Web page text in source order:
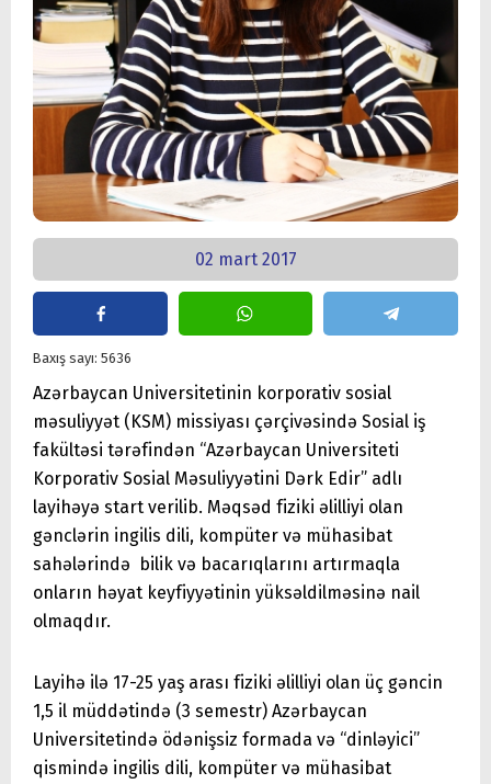
02 mart 2017
Baxış sayı: 5636
Azərbaycan Universitetinin korporativ sosial
məsuliyyət (KSM) missiyası çərçivəsində Sosial iş
fakültəsi tərəfindən “Azərbaycan Universiteti
Korporativ Sosial Məsuliyyətini Dərk Edir” adlı
layihəyə start verilib. Məqsəd fiziki əlilliyi olan
gənclərin ingilis dili, kompüter və mühasibat
sahələrində bilik və bacarıqlarını artırmaqla
onların həyat keyfiyyətinin yüksəldilməsinə nail
olmaqdır.
Layihə ilə 17-25 yaş arası fiziki əlilliyi olan üç gəncin
1,5 il müddətində (3 semestr) Azərbaycan
Universitetində ödənişsiz formada və “dinləyici”
qismində ingilis dili, kompüter və mühasibat